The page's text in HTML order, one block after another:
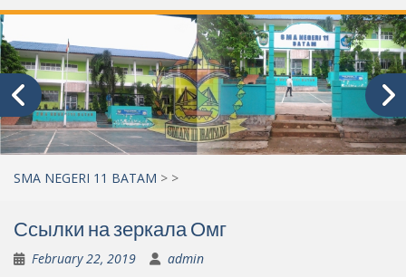
SMA NEGERI 11 BATAM > >
Ссылки на зеркала Омг
February 22, 2019 admin